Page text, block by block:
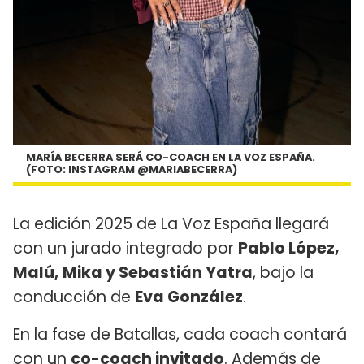
MARÍA BECERRA SERÁ CO-COACH EN LA VOZ ESPAÑA.
(FOTO: INSTAGRAM @MARIABECERRA)
La edición 2025 de La Voz España llegará
con un jurado integrado por Pablo López,
Malú, Mika y Sebastián Yatra, bajo la
conducción de Eva González.
En la fase de Batallas, cada coach contará
con un co-coach invitado. Además de